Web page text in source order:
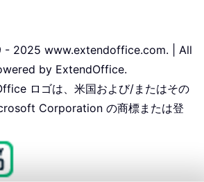
2025 www.extendoffice.com. | All
by ExtendOffice.
ロゴは、米国および/またはその
Corporation の商標または登